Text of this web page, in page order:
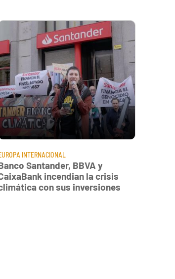
INTERNACIONAL
Santander, BBVA y
incendian la crisis
con sus inversiones